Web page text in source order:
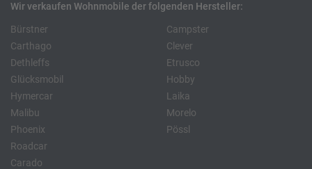
Wir verkaufen Wohnmobile der folgenden Hersteller:
Bürstner
Carthago
Dethleffs
Glücksmobil
Hymercar
Malibu
Phoenix
Roadcar
Campster
Clever
Etrusco
Hobby
Laika
Morelo
Pössl
Carado